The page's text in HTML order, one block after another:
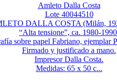
Amleto Dalla Costa
Lote 40044510
DALLA COSTA (Milán,
“Alta tensione”, ca. 1980-
sobre papel Fabriano,
Firmado y justificado a mano.
Impresor Dalla Costa.
Medidas: 65 x 50 c...